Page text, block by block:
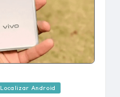
Localizar Android